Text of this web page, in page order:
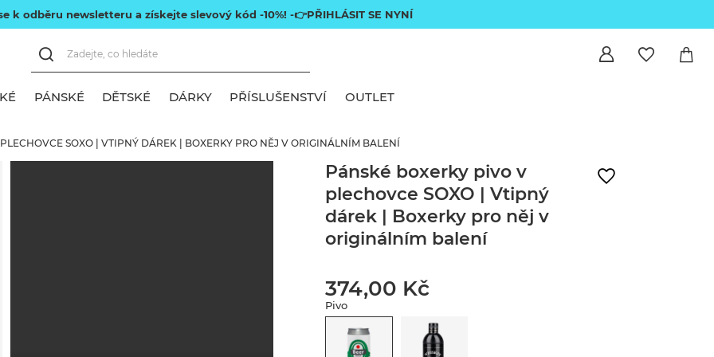
k odběru newsletteru a získejte slevový kód -10%! -👉PŘIHLÁSIT SE NYNÍ
vše
ponožky
PÁNSKÉ
vše
ponožky
DĚTSKÉ
vše
DÁRKY
vše
pro maminku
pro tátu
PŘÍSLUŠENSTVÍ
vše
na vodu
polštáře
OUTLET
SOXO | VTIPNÝ DÁREK | BOXERKY PRO NĚJ V ORIGINÁLNÍM BALENÍ
Pánské boxerky pivo v
plechovce SOXO | Vtipný
dárek | Boxerky pro něj v
originálním balení
374,00 Kč
Pivo